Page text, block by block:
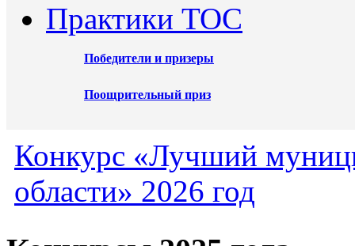
Практики ТОС
Победители и призеры
Поощрительный приз
Конкурс «Лучший
области» 2026 год